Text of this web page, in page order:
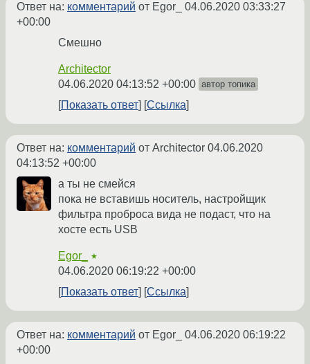
Ответ на: комментарий от Egor_ 04.06.2020 03:33:27
+00:00
Смешно
Architector
04.06.2020 04:13:52 +00:00 автор топика
Показать ответ Ссылка
Ответ на: комментарий от Architector 04.06.2020
04:13:52 +00:00
а ты не смейся
пока не вставишь носитель, настройщик
фильтра проброса вида не подаст, что на
хосте есть USB
Egor_ ★
04.06.2020 06:19:22 +00:00
Показать ответ
Ссылка
Ответ на: комментарий от Egor_ 04.06.2020 06:19:22
+00:00